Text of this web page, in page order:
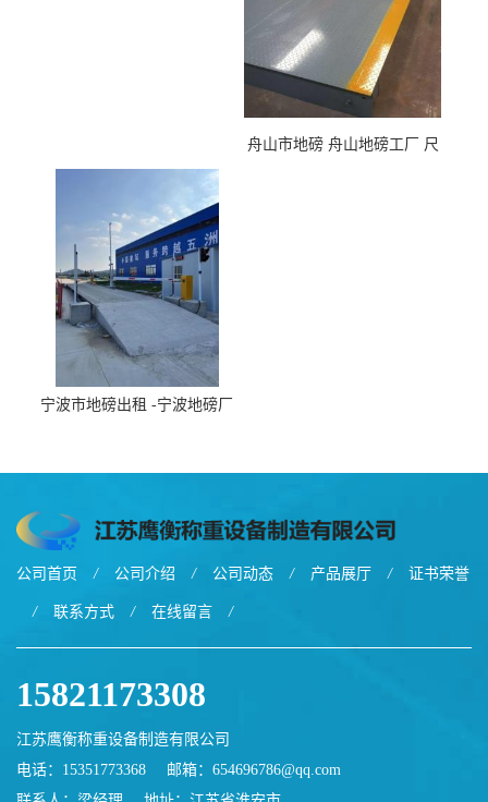
舟山市地磅 舟山地磅工厂 尺
宁波市地磅出租 -宁波地磅厂
公司首页 / 公司介绍 / 公司动态 / 产品展厅 / 证书荣誉
/ 联系方式 / 在线留言 /
15821173308
江苏鹰衡称重设备制造有限公司
电话：15351773368
邮箱： 654696786@qq.com